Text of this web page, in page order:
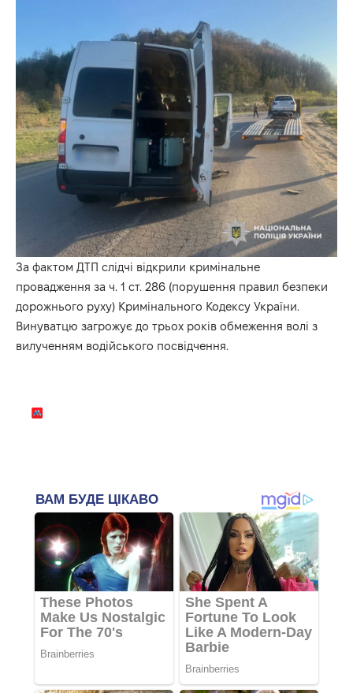
За фактом ДТП слідчі відкрили кримінальне
провадження за ч. 1 ст. 286 (порушення правил безпеки
дорожнього руху) Кримінального Кодексу України.
Винуватцю загрожує до трьох років обмеження волі з
вилученням водійського посвідчення.